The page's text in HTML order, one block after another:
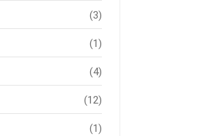
(3)
(1)
(4)
(12)
(1)